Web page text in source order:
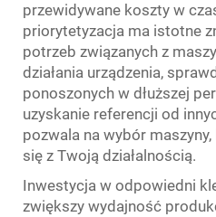
przewidywane koszty w
priorytetyzacja ma istotne
potrzeb związanych z
działania urządzenia,
ponoszonych w dłuższej
uzyskanie referencji od
pozwala na wybór
się z Twoją działalnością.
Inwestycja w odpowiedni
zwiększy wydajność